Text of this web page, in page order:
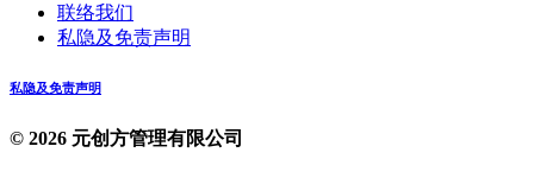
联络我们
私隐及免责声明
私隐及免责声明
© 2026 元创方管理有限公司